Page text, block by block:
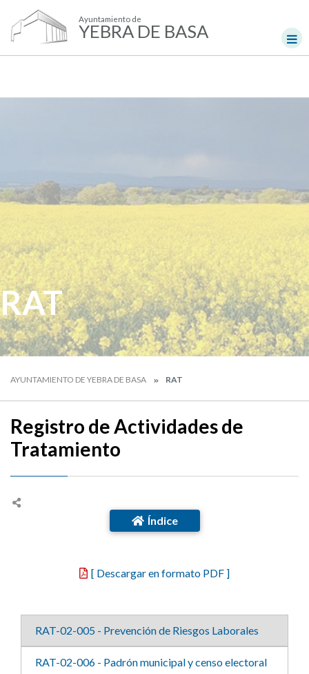
Ayuntamiento de
YEBRA DE BASA
RAT
AYUNTAMIENTO DE YEBRA DE BASA RAT
Registro de Actividades de
Tratamiento
Índice
[ Descargar en formato PDF ]
RAT-02-005 - Prevención de Riesgos Laborales
RAT-02-006 - Padrón municipal y censo electoral